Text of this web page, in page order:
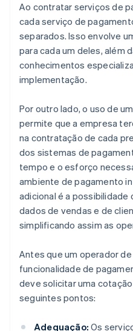
Ao contratar serviços de
cada serviço de
separados. Isso envolve
para cada um deles, além
conhecimentos
implementação.
Por outro lado, o uso de
permite que a empresa
na contratação de cada
dos sistemas de
tempo e o esforço
ambiente de pagamento
adicional é a
dados de vendas e de
simplificando assim as
Antes que um operador
funcionalidade de
deve solicitar uma
seguintes pontos:
Adequação: Os